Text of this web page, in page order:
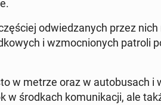
od­wie­dza­nych przez
i wzmoc­nio­nych patroli
w metrze oraz w au­to­bu­sach i
w środ­kach ko­mu­ni­ka­cji, ale